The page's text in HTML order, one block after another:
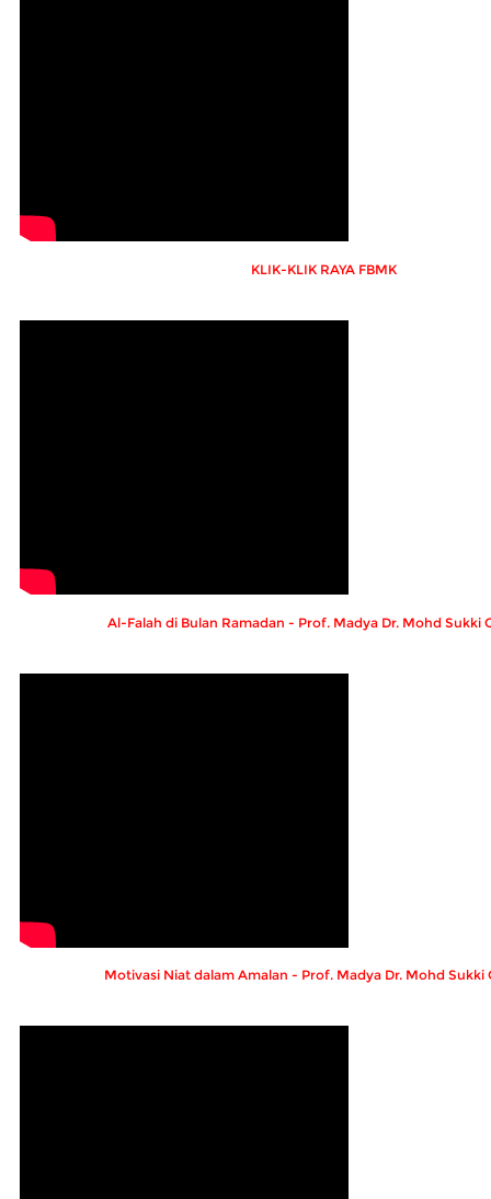
KLIK-KLIK RAYA FBMK
Al-Falah di Bulan Ramadan - Prof. Madya Dr. Mohd Sukki
Motivasi Niat dalam Amalan - Prof. Madya Dr. Mohd Sukki